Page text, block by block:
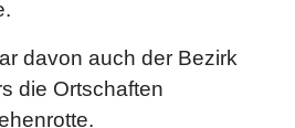
davon auch der Bezirk
die Ortschaften